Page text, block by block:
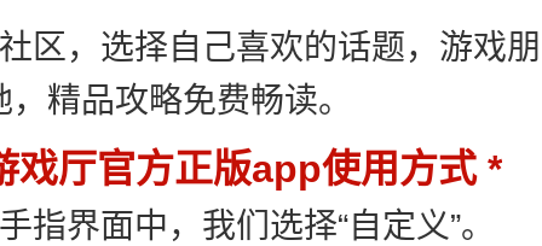
区，选择自己喜欢的话题，游戏
精品攻略免费畅读。
戏厅官方正版app使用方式
指界面中，我们选择“自定义”。